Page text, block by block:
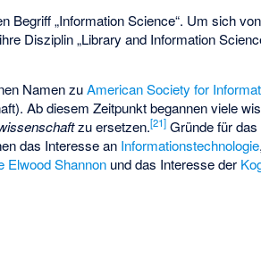
Begriff „Information Science“. Um sich
Disziplin „Library and Information
Namen zuAmerican Society for
Ab diesem Zeitpunkt begannen viele
zu ersetzen.[21] Gründe für
das Interesse an Informationstechnologie
Elwood Shannon und das Interesse der